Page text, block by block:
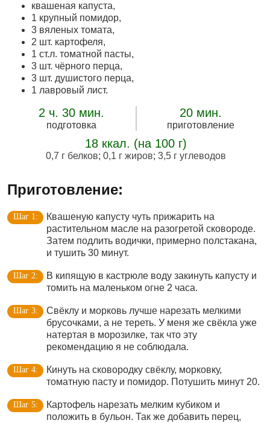
квашеная капуста,
1 крупный помидор,
3 вяленых томата,
2 шт. картофеля,
1 ст.л. томатной пасты,
3 шт. чёрного перца,
3 шт. душистого перца,
1 лавровый лист.
2 ч. 30 мин.
подготовка
20 мин.
приготовление
18 ккал. (на 100 г)
0,7 г белков; 0,1 г жиров; 3,5 г углеводов
Приготовление:
Квашеную капусту чуть прижарить на
растительном масле на разогретой сковороде.
Затем подлить водички, примерно полстакана,
и тушить 30 минут.
В кипящую в кастрюле воду закинуть капусту и
томить на маленьком огне 2 часа.
Свёклу и морковь лучше нарезать мелкими
брусочками, а не тереть. У меня же свёкла уже
натертая в морозилке, так что эту
рекомендацию я не соблюдала.
Кинуть на сковородку свёклу, морковку,
томатную пасту и помидор. Потушить минут 20.
Картофель нарезать мелким кубиком и
положить в бульон. Так же добавить перец,